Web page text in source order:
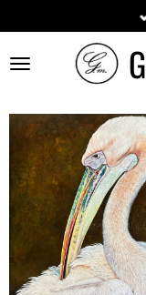
direct
naar
de